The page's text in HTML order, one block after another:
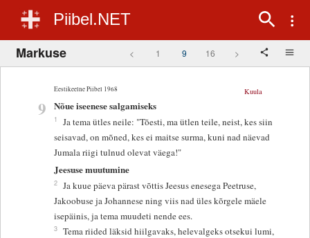
Piibel.NET
Markuse < 1 9 16 >
Eestikeelne Piibel 1968
9
Kuula
Nõue iseenese salgamiseks
1
Ja tema ütles neile: "Tõesti, ma ütlen teile, neist, kes siin
seisavad, on mõned, kes ei maitse surma, kuni nad näevad
Jumala riigi tulnud olevat väega!"
Jeesuse muutumine
2 Ja kuue päeva pärast võttis Jeesus enesega Peetruse,
Jakoobuse ja Johannese ning viis nad üles kõrgele mäele
isepäinis, ja tema muudeti nende ees.
3 Tema riided läksid hiilgavaks, helevalgeks otsekui lumi,